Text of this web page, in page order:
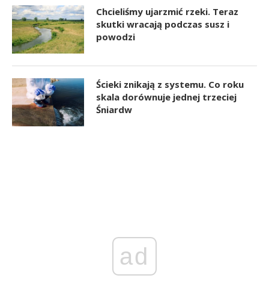
Chcieliśmy ujarzmić rzeki. Teraz
skutki wracają podczas susz i
powodzi
Ścieki znikają z systemu. Co roku
skala dorównuje jednej trzeciej
Śniardw
ad